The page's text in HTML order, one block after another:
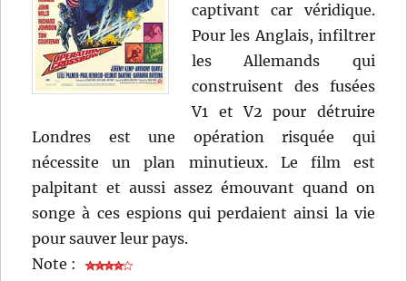
captivant car véridique.
Pour les Anglais, infiltrer
les Allemands qui
construisent des fusées
V1 et V2 pour détruire
Londres est une opération risquée qui
nécessite un plan minutieux. Le film est
palpitant et aussi assez émouvant quand on
songe à ces espions qui perdaient ainsi la vie
pour sauver leur pays.
Note :